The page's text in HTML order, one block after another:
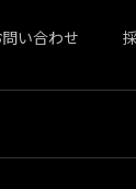
問い合わせ